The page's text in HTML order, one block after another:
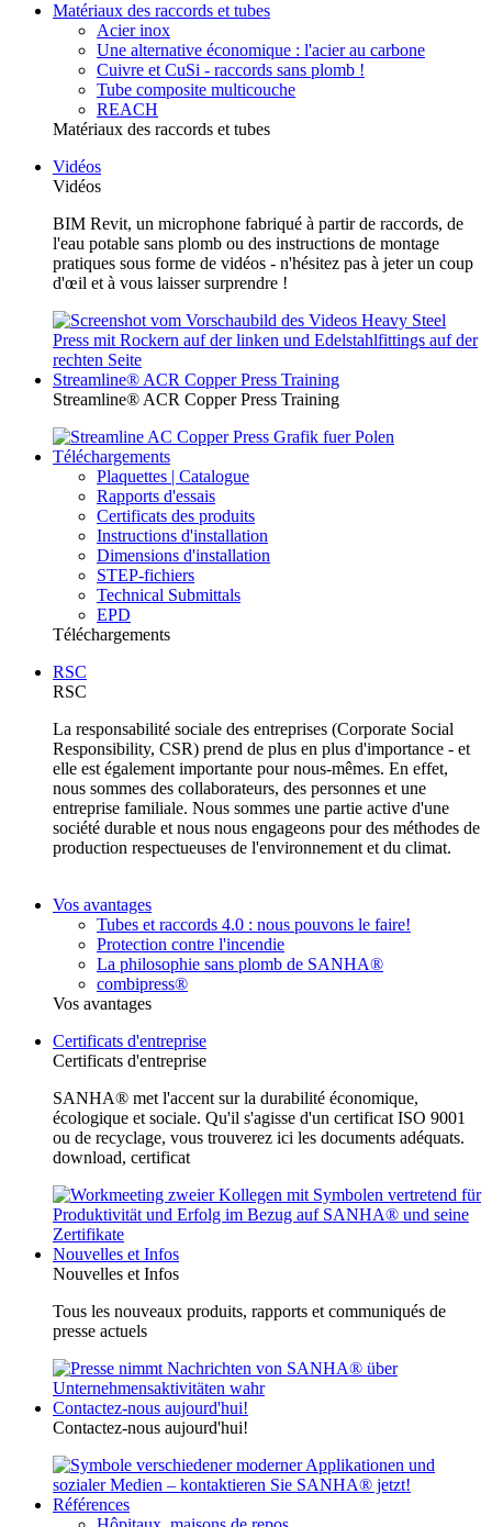
Matériaux des raccords et tubes
Acier inox
Une alternative économique : l'acier au carbone
Cuivre et CuSi - raccords sans plomb !
Tube composite multicouche
REACH
Matériaux des raccords et tubes
Vidéos
Vidéos
BIM Revit, un microphone fabriqué à partir de raccords, de
l'eau potable sans plomb ou des instructions de montage
pratiques sous forme de vidéos - n'hésitez pas à jeter un coup
d'œil et à vous laisser surprendre !
Streamline® ACR Copper Press Training
Streamline® ACR Copper Press Training
Téléchargements
Plaquettes | Catalogue
Rapports d'essais
Certificats des produits
Instructions d'installation
Dimensions d'installation
STEP-fichiers
Technical Submittals
EPD
Téléchargements
RSC
RSC
La responsabilité sociale des entreprises (Corporate Social
Responsibility, CSR) prend de plus en plus d'importance - et
elle est également importante pour nous-mêmes. En effet,
nous sommes des collaborateurs, des personnes et une
entreprise familiale. Nous sommes une partie active d'une
société durable et nous nous engageons pour des méthodes de
production respectueuses de l'environnement et du climat.
Vos avantages
Tubes et raccords 4.0 : nous pouvons le faire!
Protection contre l'incendie
La philosophie sans plomb de SANHA®
combipress®
Vos avantages
Certificats d'entreprise
Certificats d'entreprise
SANHA® met l'accent sur la durabilité économique,
écologique et sociale. Qu'il s'agisse d'un certificat ISO 9001
ou de recyclage, vous trouverez ici les documents adéquats.
download, certificat
Nouvelles et Infos
Nouvelles et Infos
Tous les nouveaux produits, rapports et communiqués de
presse actuels
Contactez-nous aujourd'hui!
Contactez-nous aujourd'hui!
Références